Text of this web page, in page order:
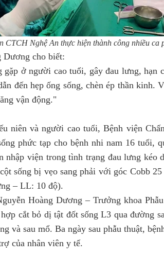
CTCH Nghệ An thực hiện thành công nhiều ca
Dương cho biết:
ở người cao tuổi, gây đau lưng, hạn
đến hẹp ống sống, chèn ép thần
vận động."
niên và người cao tuổi, Bệnh viện
phức tạp cho bệnh nhi nam 16 tuổi,
viện trong tình trạng đau lưng kéo
sống bị vẹo sang phải với góc Cobb
– LL: 10 độ).
Hoàng Dương – Trưởng khoa
cắt bỏ dị tật đốt sống L3 qua đường
và sau mổ. Ba ngày sau phẫu thuật,
của nhân viên y tế.